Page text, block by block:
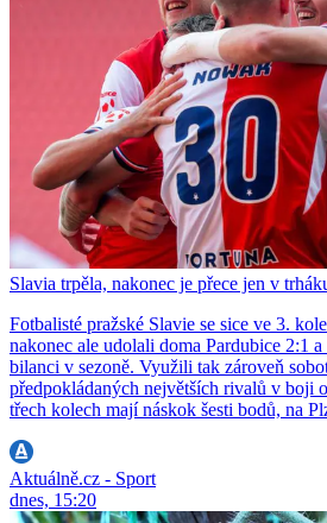
Slavia trpěla, nakonec je přece jen v
Fotbalisté pražské Slavie se sice ve 3.
nakonec ale udolali doma Pardubice 2:1
bilanci v sezoně. Využili tak zároveň
předpokládaných největších rivalů v boji
třech kolech mají náskok šesti bodů, na
Aktuálně.cz - Sport
dnes, 15:20